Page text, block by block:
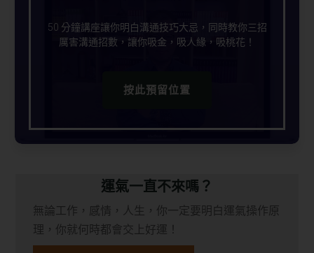
50 分鐘講座讓你明白溝通技巧大忌，同時教你三招
厲害溝通招數，讓你吸金，吸人緣，吸桃花！
按此預留位置
運氣一直不來嗎？
無論工作，感情，人生，你一定要明白運氣操作原
理，你就何時都會交上好運！